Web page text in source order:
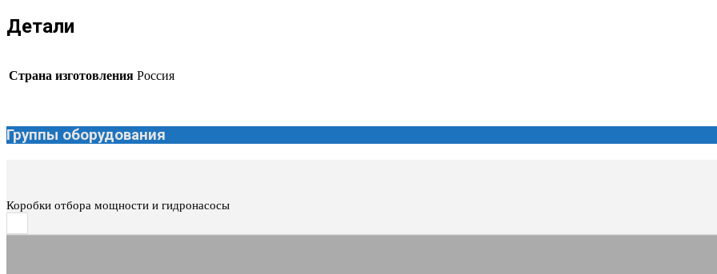
Детали
Страна изготовления Россия
Группы оборудования
Коробки отбора мощности и гидронасосы